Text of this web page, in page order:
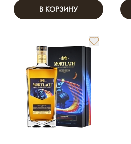
В КОРЗИНУ